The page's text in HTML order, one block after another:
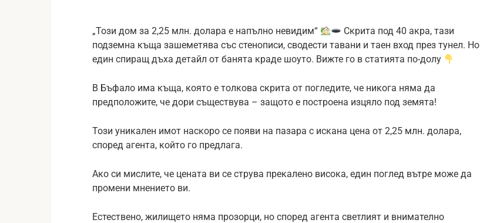
„Този дом за 2,25 млн. долара е напълно невидим“
Скрита под 40 акра, тази
подземна къща зашеметява със стенописи, сводести тавани и таен вход през тунел. Но
един спиращ дъха детайл от банята краде шоуто. Вижте го в статията по-долу
В Бъфало има къща, която е толкова скрита от погледите, че никога няма да
предположите, че дори съществува – защото е построена изцяло под земята!
Този уникален имот наскоро се появи на пазара с искана цена от 2,25 млн. долара,
според агента, който го предлага.
Ако си мислите, че цената ви се струва прекалено висока, един поглед вътре може да
промени мнението ви.
Естествено, жилището няма прозорци, но според агента светлият и внимателно